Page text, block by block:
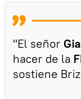
"El señor
hacer de la
sostiene